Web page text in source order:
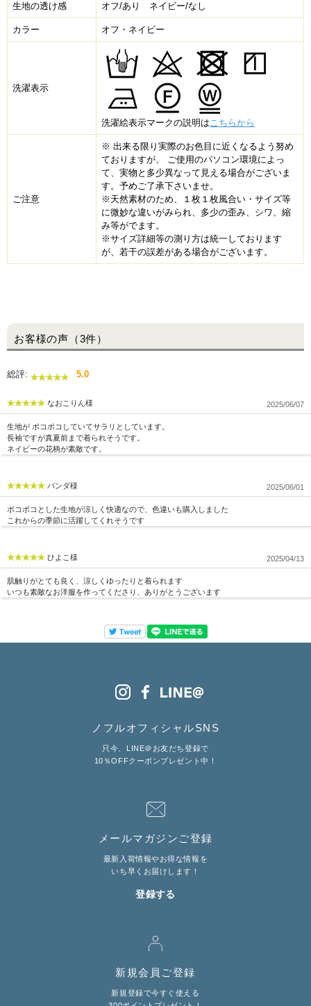
生地の透け感 オフ/あり ネイビー/なし
カラー オフ・ネイビー
洗濯表示
洗濯絵表示マークの説明はこちらから
ご注意
※ 出来る限り実際のお色目に近くなるよう努め
ておりますが、 ご使用のパソコン環境によっ
て、実物と多少異なって見える場合がございま
す。予めご了承下さいませ。
※天然素材のため、１枚１枚風合い・サイズ等
に微妙な違いがみられ、多少の歪み、シワ、縮
み等がでます。
※サイズ詳細等の測り方は統一しております
が、若干の誤差がある場合がございます。
お客様の声（3件）
総評: 5.0
なおこりん様 2025/06/07
生地が ポコポコしていてサラリとしています。
長袖ですが真夏前まで着られそうです。
ネイビーの花柄が素敵です。
パンダ様 2025/06/01
ポコポコとした生地が涼しく快適なので、色違いも購入しました
これからの季節に活躍してくれそうです
ひよこ様 2025/04/13
肌触りがとても良く、涼しくゆったりと着られます
いつも素敵なお洋服を作ってくださり、ありがとうございます
ノフルオフィシャルSNS
只今、LINE＠お友だち登録で
10％OFFクーポンプレゼント中！
メールマガジンご登録
最新入荷情報やお得な情報を
いち早くお届けします！
登録する
新規会員ご登録
新規登録で今すぐ使える